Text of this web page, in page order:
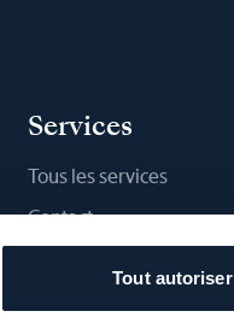
Tout autoriser
Services
Tous les services
Contact